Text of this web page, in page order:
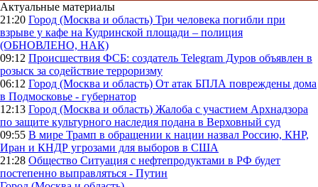
Актуальные материалы
21:20 Город (Москва и область) Три человека погибли при
взрыве у кафе на Кудринской площади – полиция
(ОБНОВЛЕНО, НАК)
09:12 Происшествия ФСБ: создатель Telegram Дуров объявлен в
розыск за содействие терроризму
06:12 Город (Москва и область) От атак БПЛА повреждены дома
в Подмосковье - губернатор
12:13 Город (Москва и область) Жалоба с участием Архнадзора
по защите культурного наследия подана в Верховный суд
09:55 В мире Трамп в обращении к нации назвал Россию, КНР,
Иран и КНДР угрозами для выборов в США
21:28 Общество Ситуация с нефтепродуктами в РФ будет
постепенно выправляться - Путин